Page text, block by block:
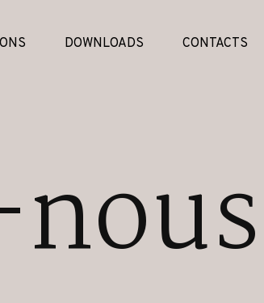
DOWNLOADS CONTACTS